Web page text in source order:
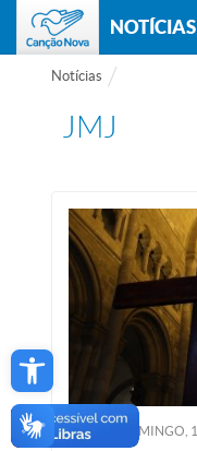
Open toolbar
NOTÍCIAS
Notícias
JMJ
DOMINGO, 1